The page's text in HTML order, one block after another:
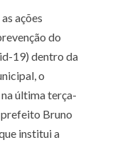
ações
do
19) dentro da
o
última terça-
Bruno
institui a